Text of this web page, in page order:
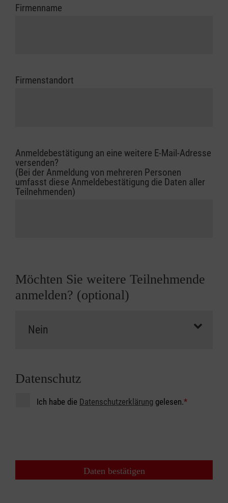
Firmenname
Firmenstandort
Anmeldebestätigung an eine weitere E-Mail-Adresse
versenden?
(Bei der Anmeldung von mehreren Personen
umfasst diese Anmeldebestätigung die Daten aller
Teilnehmenden)
Möchten Sie weitere Teilnehmende
anmelden? (optional)
Datenschutz
Ich habe die Datenschutzerklärung gelesen.*
Daten bestätigen